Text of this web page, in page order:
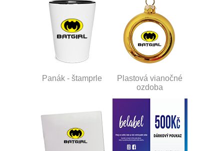
Panák - štamprle
Plastová vianočné
ozdoba